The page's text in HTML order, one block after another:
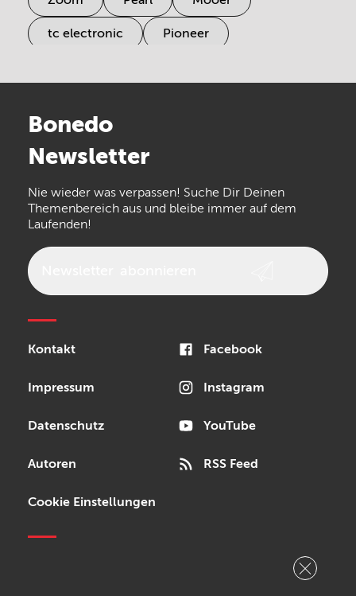
tc electronic Pioneer
Arturia
the t.bone
Walrus Audio Epiphone
Bonedo
Newsletter
Nie wieder was verpassen! Suche Dir Deinen
Themenbereich aus und bleibe immer auf dem
Laufenden!
Kontakt
Impressum
Datenschutz
Autoren
Cookie Einstellungen
Facebook
Instagram
YouTube
RSS Feed